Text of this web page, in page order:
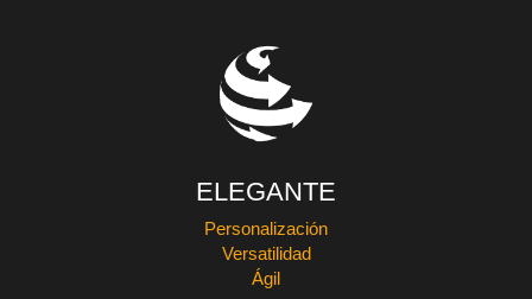
ELEGANTE
Personalización
Versatilidad
Ágil